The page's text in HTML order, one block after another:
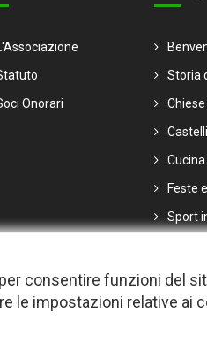
Onorari
Storia
Feste
Sport
|Privacy-Cookie policy -
consentire funzioni del
le impostazioni relative ai
per migliorare l'esperienza